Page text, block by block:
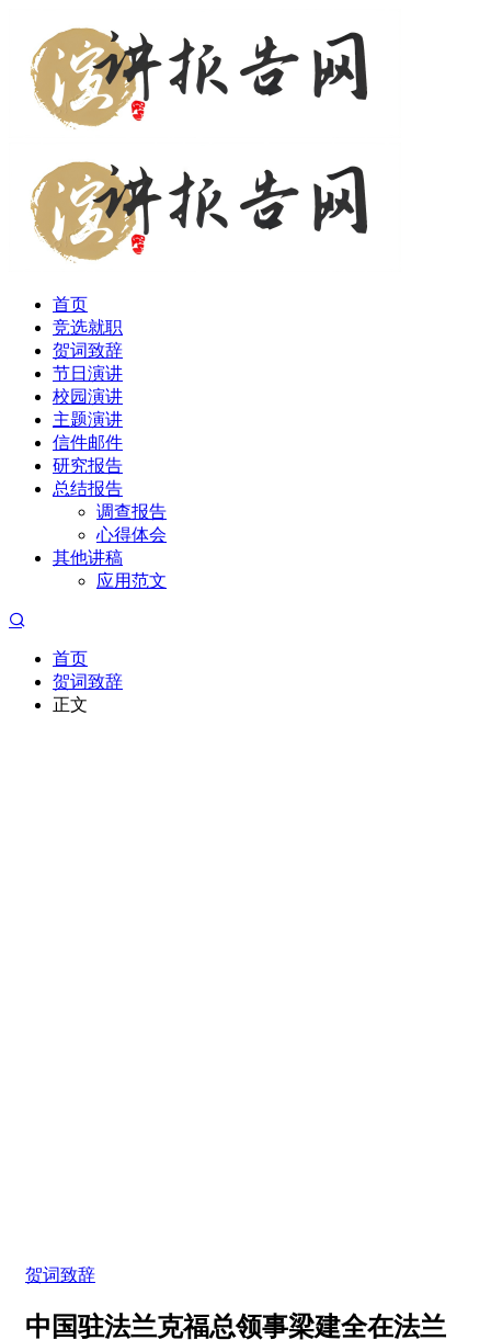
首页
竞选就职
贺词致辞
节日演讲
校园演讲
主题演讲
信件邮件
研究报告
总结报告
调查报告
心得体会
其他讲稿
应用范文
首页
贺词致辞
正文
贺词致辞
中国驻法兰克福总领事梁建全在法兰